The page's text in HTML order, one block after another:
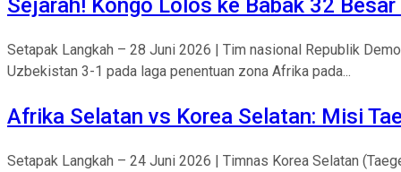
Sejarah! Kongo Lolos ke Babak 32
Setapak Langkah – 28 Juni 2026 | Tim nasional Republik
Uzbekistan 3-1 pada laga penentuan zona Afrika pada...
Afrika Selatan vs Korea Selatan: Misi
Setapak Langkah – 24 Juni 2026 | Timnas Korea Selatan